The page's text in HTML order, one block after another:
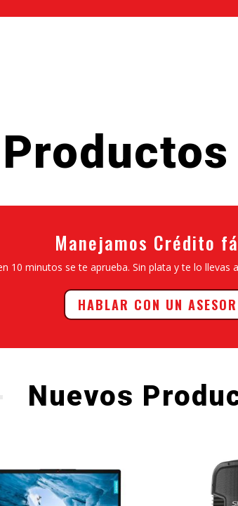
Manejamos Crédito
10 minutos se te aprueba. Sin plata y te lo llevas
HABLAR CON UN ASESOR
Nuevos